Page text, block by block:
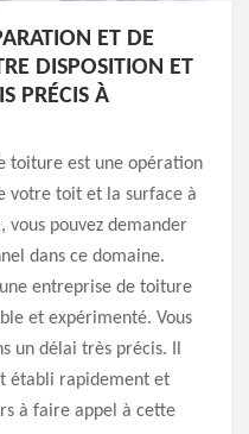
ET DE
DISPOSITION ET
PRÉCIS À
toiture est une opération
votre toit et la surface à
vous pouvez demander
dans ce domaine.
entreprise de toiture
et expérimenté. Vous
un délai très précis. Il
établi rapidement et
à faire appel à cette